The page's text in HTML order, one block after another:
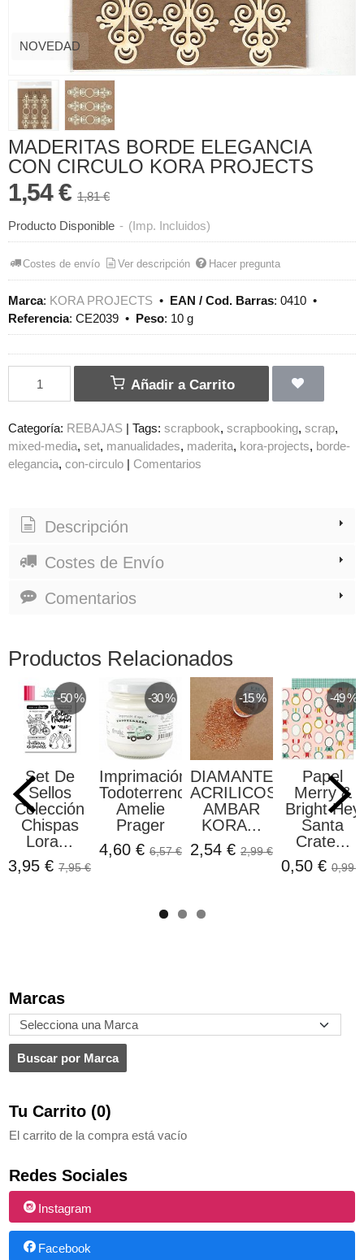
Marcas
Tu Carrito (0)
El carrito de la compra está vacío
Redes Sociales
Instagram
Facebook
NOVEDAD
MADERITAS BORDE ELEGANCIA
CON CIRCULO KORA PROJECTS
1,54 € 1,81 €
Producto Disponible - (Imp. Incluidos)
Costes de envío Ver descripción Hacer pregunta
Marca: KORA PROJECTS • EAN / Cod. Barras: 0410 •
Referencia: CE2039 • Peso: 10 g
Añadir a Carrito
Categoría: REBAJAS | Tags: scrapbook scrapbooking scrap
mixed-media set manualidades maderita kora-projects borde-
elegancia con-circulo | Comentarios
Descripción
Costes de Envío
Comentarios
Productos Relacionados
-50 %
Set De
Sellos
Colección
Chispas
Lora...
3,95 € 7,95 €
-30 %
Imprimación
Todoterreno
Amelie
Prager
4,60 € 6,57 €
-15 %
DIAMANTES
ACRILICOS
AMBAR
KORA...
2,54 € 2,99 €
-49 %
Papel
Merry &
Bright Hey
Santa
Crate...
0,50 € 0,99 €